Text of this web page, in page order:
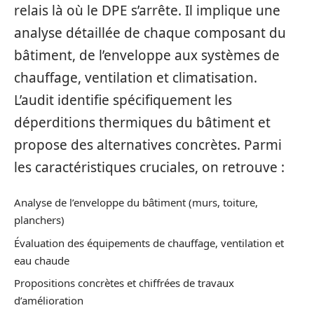
relais là où le DPE s’arrête. Il implique une
analyse détaillée de chaque composant du
bâtiment, de l’enveloppe aux systèmes de
chauffage, ventilation et climatisation.
L’audit identifie spécifiquement les
déperditions thermiques du bâtiment et
propose des alternatives concrètes. Parmi
les caractéristiques cruciales, on retrouve :
Analyse de l’enveloppe du bâtiment (murs, toiture,
planchers)
Évaluation des équipements de chauffage, ventilation et
eau chaude
Propositions concrètes et chiffrées de travaux
d’amélioration